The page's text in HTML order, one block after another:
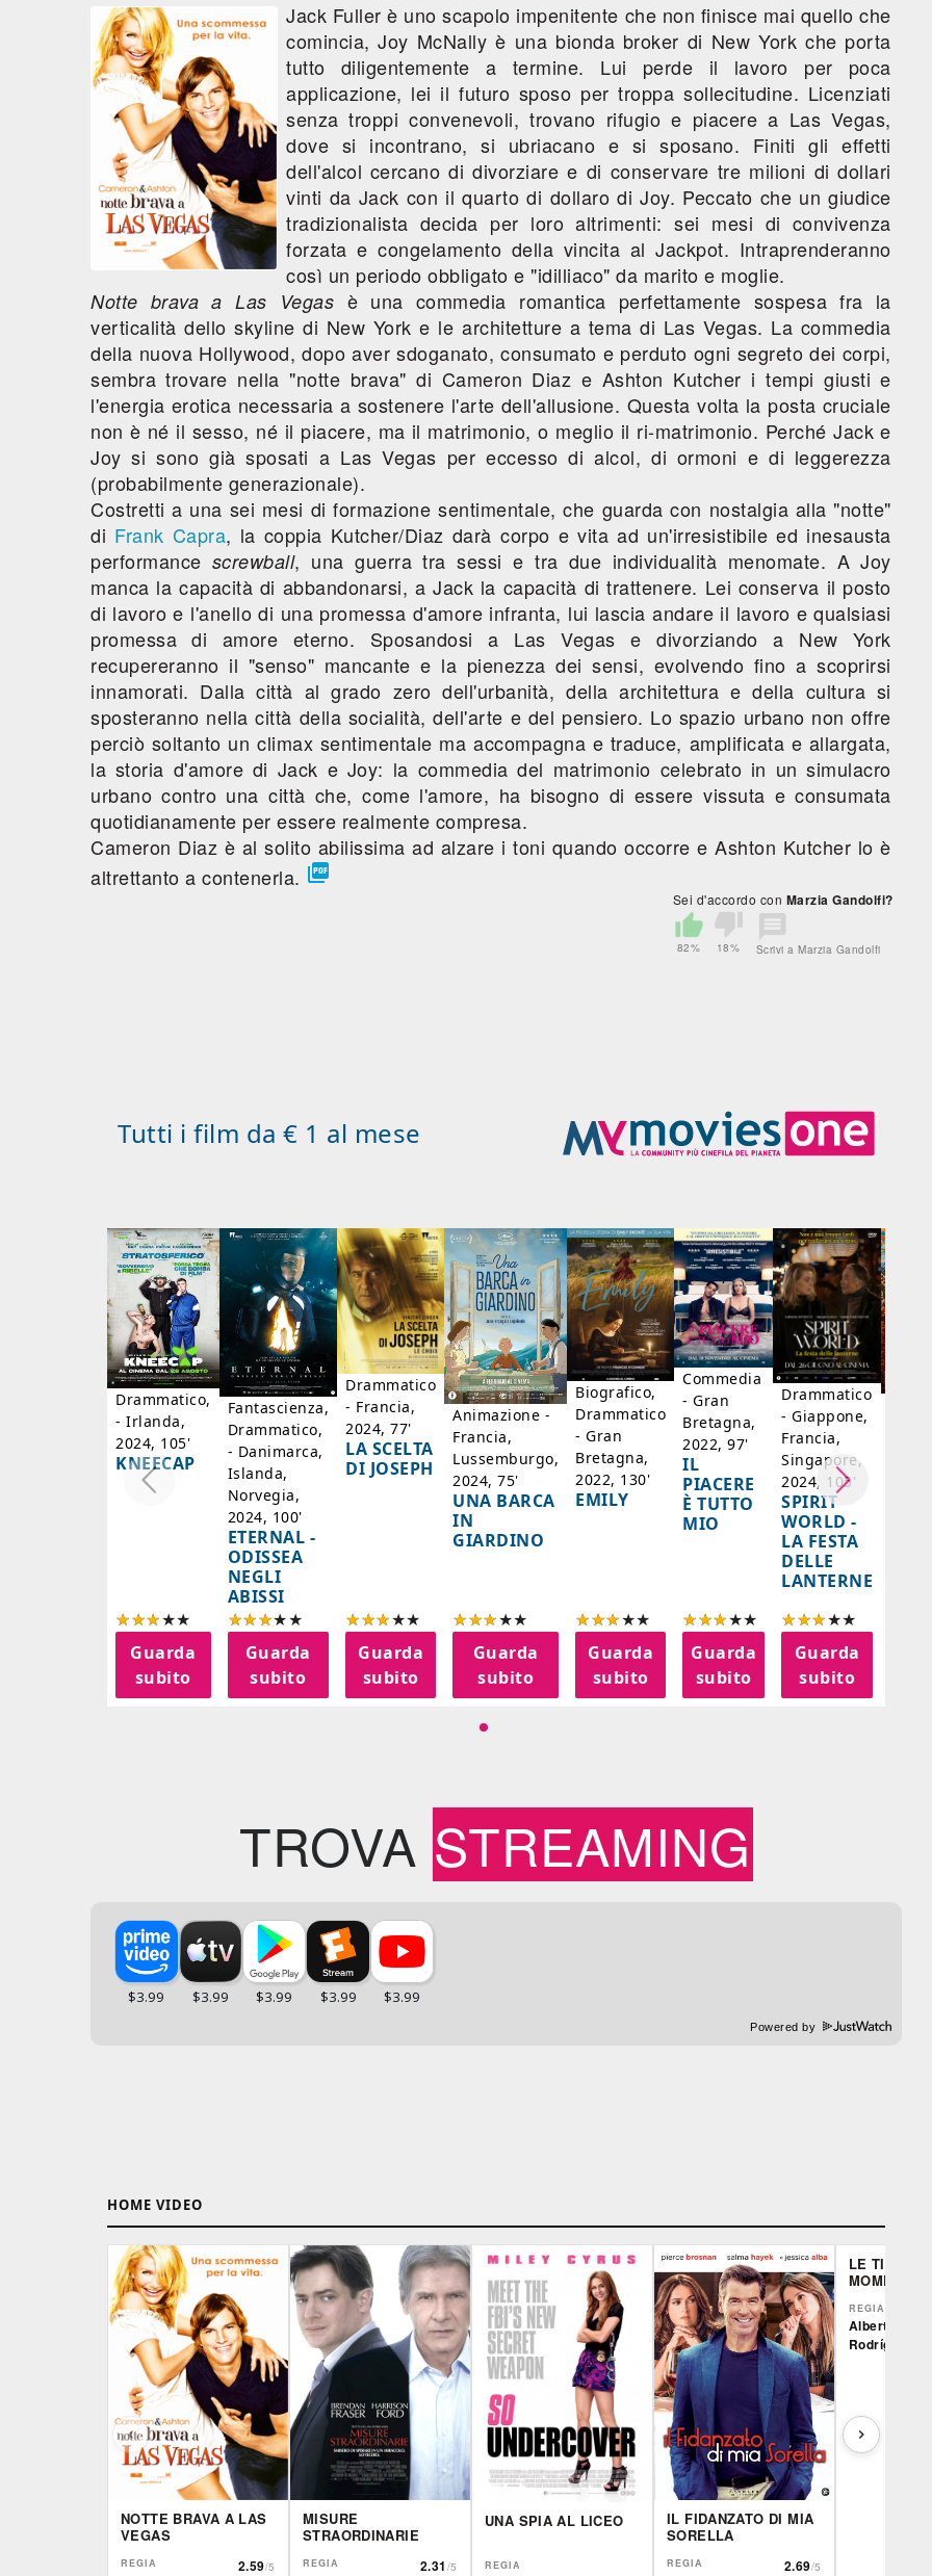
Jack Fuller è uno scapolo impenitente che non finisce mai quello che
comincia, Joy McNally è una bionda broker di New York che porta
tutto diligentemente a termine. Lui perde il lavoro per poca
applicazione, lei il futuro sposo per troppa sollecitudine. Licenziati
senza troppi convenevoli, trovano rifugio e piacere a Las Vegas,
dove si incontrano, si ubriacano e si sposano. Finiti gli effetti
dell'alcol cercano di divorziare e di conservare tre milioni di dollari
vinti da Jack con il quarto di dollaro di Joy. Peccato che un giudice
tradizionalista decida per loro altrimenti: sei mesi di convivenza
forzata e congelamento della vincita al Jackpot. Intraprenderanno
così un periodo obbligato e "idilliaco" da marito e moglie.
Notte brava a Las Vegas è una commedia romantica perfettamente sospesa fra la
verticalità dello skyline di New York e le architetture a tema di Las Vegas. La commedia
della nuova Hollywood, dopo aver sdoganato, consumato e perduto ogni segreto dei corpi,
sembra trovare nella "notte brava" di Cameron Diaz e Ashton Kutcher i tempi giusti e
l'energia erotica necessaria a sostenere l'arte dell'allusione. Questa volta la posta cruciale
non è né il sesso, né il piacere, ma il matrimonio, o meglio il ri-matrimonio. Perché Jack e
Joy si sono già sposati a Las Vegas per eccesso di alcol, di ormoni e di leggerezza
(probabilmente generazionale).
Costretti a una sei mesi di formazione sentimentale, che guarda con nostalgia alla "notte"
di Frank Capra, la coppia Kutcher/Diaz darà corpo e vita ad un'irresistibile ed inesausta
performance screwball, una guerra tra sessi e tra due individualità menomate. A Joy
manca la capacità di abbandonarsi, a Jack la capacità di trattenere. Lei conserva il posto
di lavoro e l'anello di una promessa d'amore infranta, lui lascia andare il lavoro e qualsiasi
promessa di amore eterno. Sposandosi a Las Vegas e divorziando a New York
recupereranno il "senso" mancante e la pienezza dei sensi, evolvendo fino a scoprirsi
innamorati. Dalla città al grado zero dell'urbanità, della architettura e della cultura si
sposteranno nella città della socialità, dell'arte e del pensiero. Lo spazio urbano non offre
perciò soltanto un climax sentimentale ma accompagna e traduce, amplificata e allargata,
la storia d'amore di Jack e Joy: la commedia del matrimonio celebrato in un simulacro
urbano contro una città che, come l'amore, ha bisogno di essere vissuta e consumata
quotidianamente per essere realmente compresa.
Cameron Diaz è al solito abilissima ad alzare i toni quando occorre e Ashton Kutcher lo è
altrettanto a contenerla. 
Sei d'accordo con Marzia Gandolfi?
82% 18% Scrivi a Marzia Gandolfi
Tutti i film da € 1 al mese
Drammatico,
- Irlanda,
2024, 105'
KNEECAP
Guarda
subito
Fantascienza,
Drammatico,
- Danimarca,
Islanda,
Norvegia,
2024, 100'
ETERNAL -
ODISSEA
NEGLI
ABISSI
Guarda
subito
Drammatico
- Francia,
2024, 77'
LA SCELTA
DI JOSEPH
Guarda
subito
Animazione -
Francia,
Lussemburgo,
2024, 75'
UNA BARCA
IN
GIARDINO
Guarda
subito
Biografico,
Drammatico
- Gran
Bretagna,
2022, 130'
EMILY
Guarda
subito
Commedia
- Gran
Bretagna,
2022, 97'
IL
PIACERE
È TUTTO
MIO
Guarda
subito
Drammatico
- Giappone,
Francia,
Singapore,
2024, 105'
SPIRIT
WORLD -
LA FESTA
DELLE
LANTERNE
Guarda
subito
TROVA STREAMING
Powered by
HOME VIDEO
NOTTE BRAVA A LAS
VEGAS
REGIA 2.59/5
MISURE
STRAORDINARIE
REGIA 2.31 /5
UNA SPIA AL LICEO
REGIA
IL FIDANZATO DI MIA
SORELLA
REGIA 2.69/5
LE TIGRI DI
REGIA
Alberto
Rodríguez